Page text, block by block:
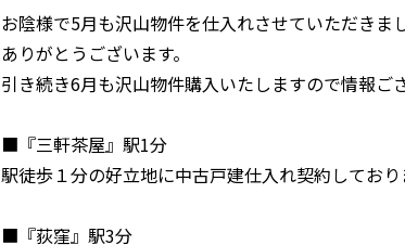
お陰様で5月も沢山物件を仕入れさせていただきま
ありがとうございます。
引き続き6月も沢山物件購入いたしますので情報ご
■『三軒茶屋』駅1分
駅徒歩１分の好立地に中古戸建仕入れ契約しており
■『荻窪』駅3分